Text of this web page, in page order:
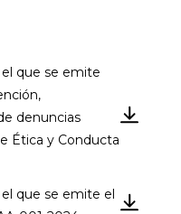
que se emite
denuncias
Ética y Conducta
que se emite el